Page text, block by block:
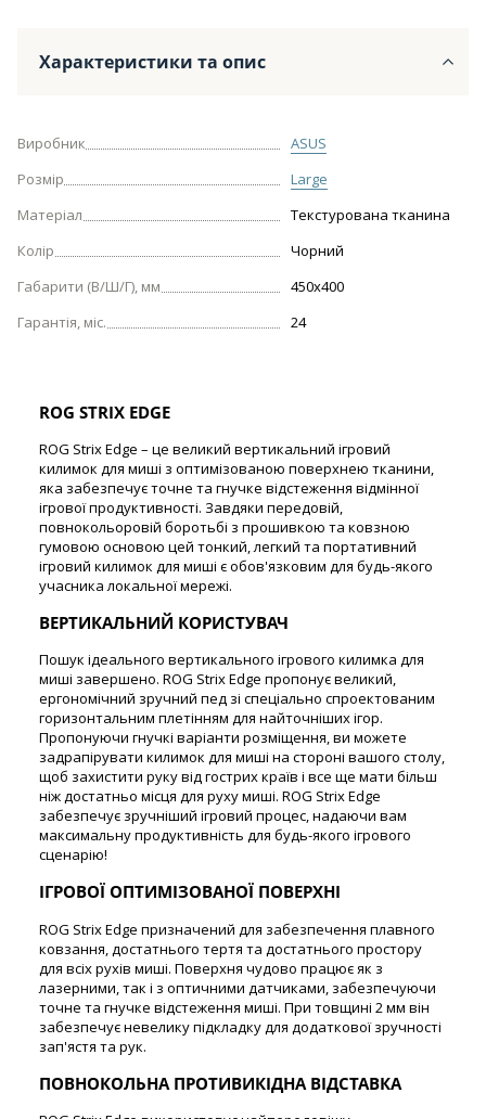
Характеристики та опис
Виробник
ASUS
Розмір
Large
Матеріал
Текстурована тканина
Колір
Чорний
Габарити (В/Ш/Г), мм
450х400
Гарантія, міс.
24
ROG STRIX EDGE
ROG Strix Edge – це великий вертикальний ігровий
килимок для миші з оптимізованою поверхнею тканини,
яка забезпечує точне та гнучке відстеження відмінної
ігрової продуктивності. Завдяки передовій,
повнокольоровій боротьбі з прошивкою та ковзною
гумовою основою цей тонкий, легкий та портативний
ігровий килимок для миші є обов'язковим для будь-якого
учасника локальної мережі.
ВЕРТИКАЛЬНИЙ КОРИСТУВАЧ
Пошук ідеального вертикального ігрового килимка для
миші завершено. ROG Strix Edge пропонує великий,
ергономічний зручний пед зі спеціально спроектованим
горизонтальним плетінням для найточніших ігор.
Пропонуючи гнучкі варіанти розміщення, ви можете
задрапірувати килимок для миші на стороні вашого столу,
щоб захистити руку від гострих країв і все ще мати більш
ніж достатньо місця для руху миші. ROG Strix Edge
забезпечує зручніший ігровий процес, надаючи вам
максимальну продуктивність для будь-якого ігрового
сценарію!
ІГРОВОЇ ОПТИМІЗОВАНОЇ ПОВЕРХНІ
ROG Strix Edge призначений для забезпечення плавного
ковзання, достатнього тертя та достатнього простору
для всіх рухів миші. Поверхня чудово працює як з
лазерними, так і з оптичними датчиками, забезпечуючи
точне та гнучке відстеження миші. При товщині 2 мм він
забезпечує невелику підкладку для додаткової зручності
зап'ястя та рук.
ПОВНОКОЛЬНА ПРОТИВИКІДНА ВІДСТАВКА